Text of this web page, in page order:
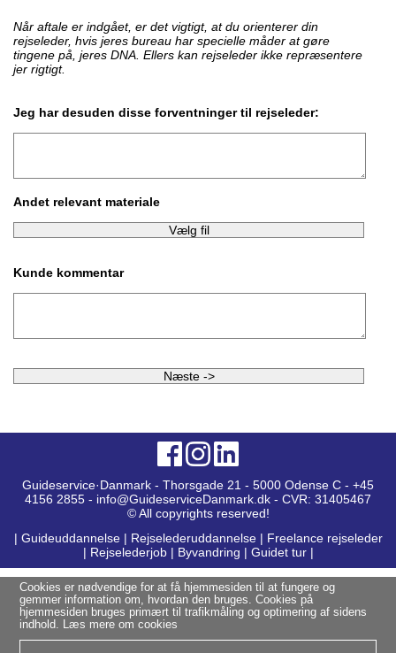
Når aftale er indgået, er det vigtigt, at du orienterer din
rejseleder, hvis jeres bureau har specielle måder at gøre
tingene på, jeres DNA. Ellers kan rejseleder ikke repræsentere
jer rigtigt.
Jeg har desuden disse forventninger til rejseleder:
Andet relevant materiale
Kunde kommentar
Guideservice·Danmark - Thorsgade 21 - 5000 Odense C - +45
4156 2855 - info@GuideserviceDanmark.dk - CVR: 31405467
© All copyrights reserved!
| Guideuddannelse | Rejselederuddannelse | Freelance rejseleder
| Rejselederjob| Byvandring | Guidet tur|
Cookies er nødvendige for at få hjemmesiden til at fungere og
gemmer information om, hvordan den bruges. Cookies på
hjemmesiden bruges primært til trafikmåling og optimering af sidens
indhold. Læs mere om cookies